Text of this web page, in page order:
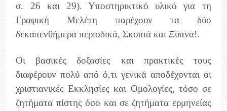
σ. 26 και 29). Υποστηρικτικό υλικό για τη
Γραφική Μελέτη παρέχουν τα δύο
δεκαπενθήμερα περιοδικά, Σκοπιά και Ξύπνα!.
Οι βασικές δοξασίες και πρακτικές τους
διαφέρουν πολύ από ό,τι γενικά αποδέχονται οι
χριστιανικές Εκκλησίες και Ομολογίες, τόσο σε
ζητήματα πίστης όσο και σε ζητήματα ερμηνείας